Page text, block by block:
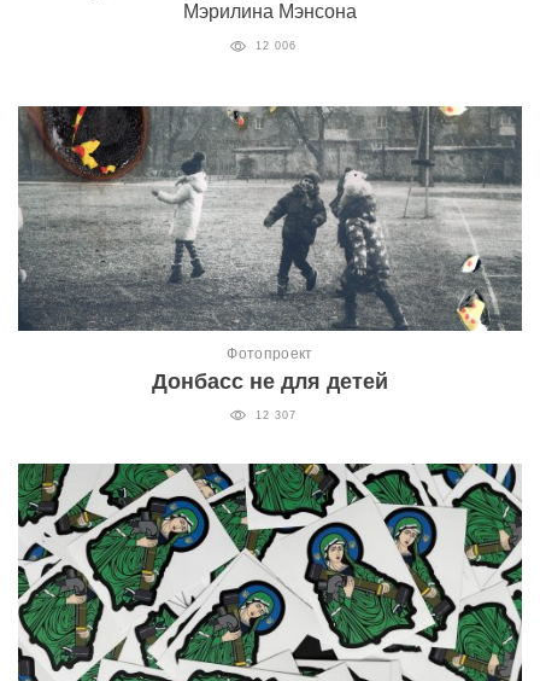
Мэрилина Мэнсона
12 006
Фотопроект
Донбасс не для детей
12 307